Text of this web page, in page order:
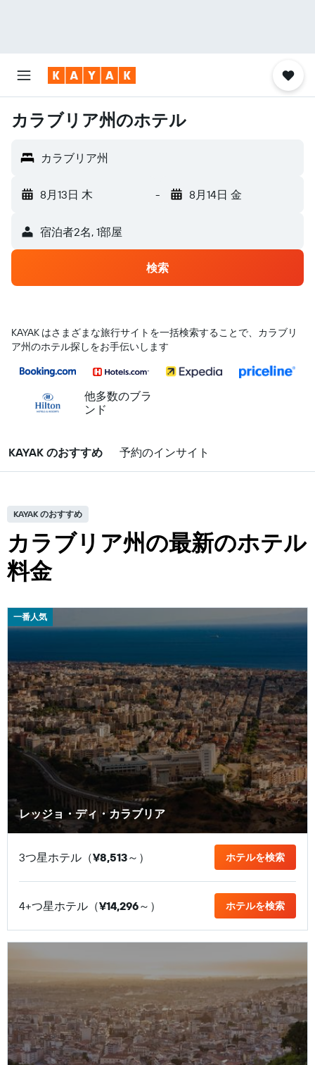
カラブリア州のホテル
カラブリア州
8月13日 木 - 8月14日 金
宿泊者2名, 1​部屋
検索
KAYAK はさまざまな旅行サイトを一括検索することで、カラブリ
ア州のホテル探しをお手伝いします
他多数のブラ
ンド
KAYAK のおすすめ 予約のインサイト
KAYAK のおすすめ
カラブリア州の最新のホテル
料金
一番人気
レッジョ・ディ・カラブリア
3つ星ホテル（¥8,513​～） ホテルを検索
4+つ星ホテル（¥14,296​～） ホテルを検索